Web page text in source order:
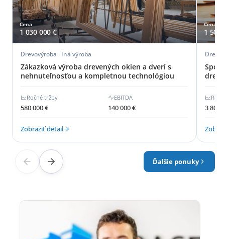
Cena
1 030 000 €
Drevovýroba · Iná výroba
Zákazková výroba drevených okien a dverí s
nehnuteľnosťou a kompletnou technológiou
Ročné tržby
580 000 €
EBITDA
140 000 €
Zobraziť detail
Cena
1 500
3 800
Ďalšie ponuky